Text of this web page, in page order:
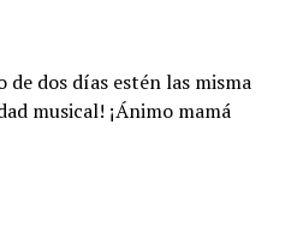
dos días estén las misma
musical! ¡Ánimo mamá